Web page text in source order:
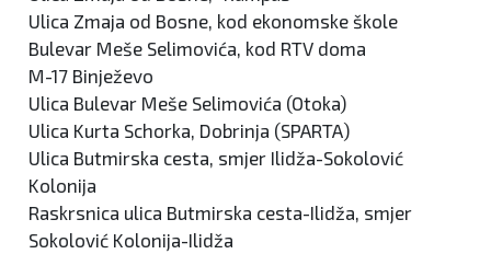
Ulica Zmaja od Bosne, kod ekonomske škole
Bulevar Meše Selimovića, kod RTV doma
M-17 Binježevo
Ulica Bulevar Meše Selimovića (Otoka)
Ulica Kurta Schorka, Dobrinja (SPARTA)
Ulica Butmirska cesta, smjer Ilidža-Sokolović
Kolonija
Raskrsnica ulica Butmirska cesta-Ilidža, smjer
Sokolović Kolonija-Ilidža